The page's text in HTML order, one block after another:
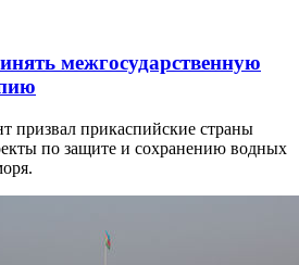
межгосударственную
призвал прикаспийские страны
по защите и сохранению водных